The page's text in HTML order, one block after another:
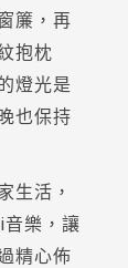
簾，再
抱枕
燈光是
也保持
生活，
樂，讓
精心佈